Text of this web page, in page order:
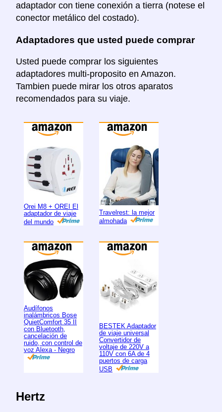
adaptador con tiene conexión a tierra (notese el
conector metálico del costado).
Adaptadores que usted puede comprar
Usted puede comprar los siguientes
adaptadores multi-proposito en Amazon.
Tambien puede mirar los otros aparatos
recomendados para su viaje.
Orei M8 + OREI El
adaptador de viaje
del mundo
Travelrest: la mejor
almohada
Audífonos
inalámbricos Bose
QuietComfort 35 II
con Bluetooth,
cancelación de
ruido, con control de
voz Alexa - Negro
BESTEK Adaptador
de viaje universal
Convertidor de
voltaje de 220V a
110V con 6A de 4
puertos de carga
USB
Hertz